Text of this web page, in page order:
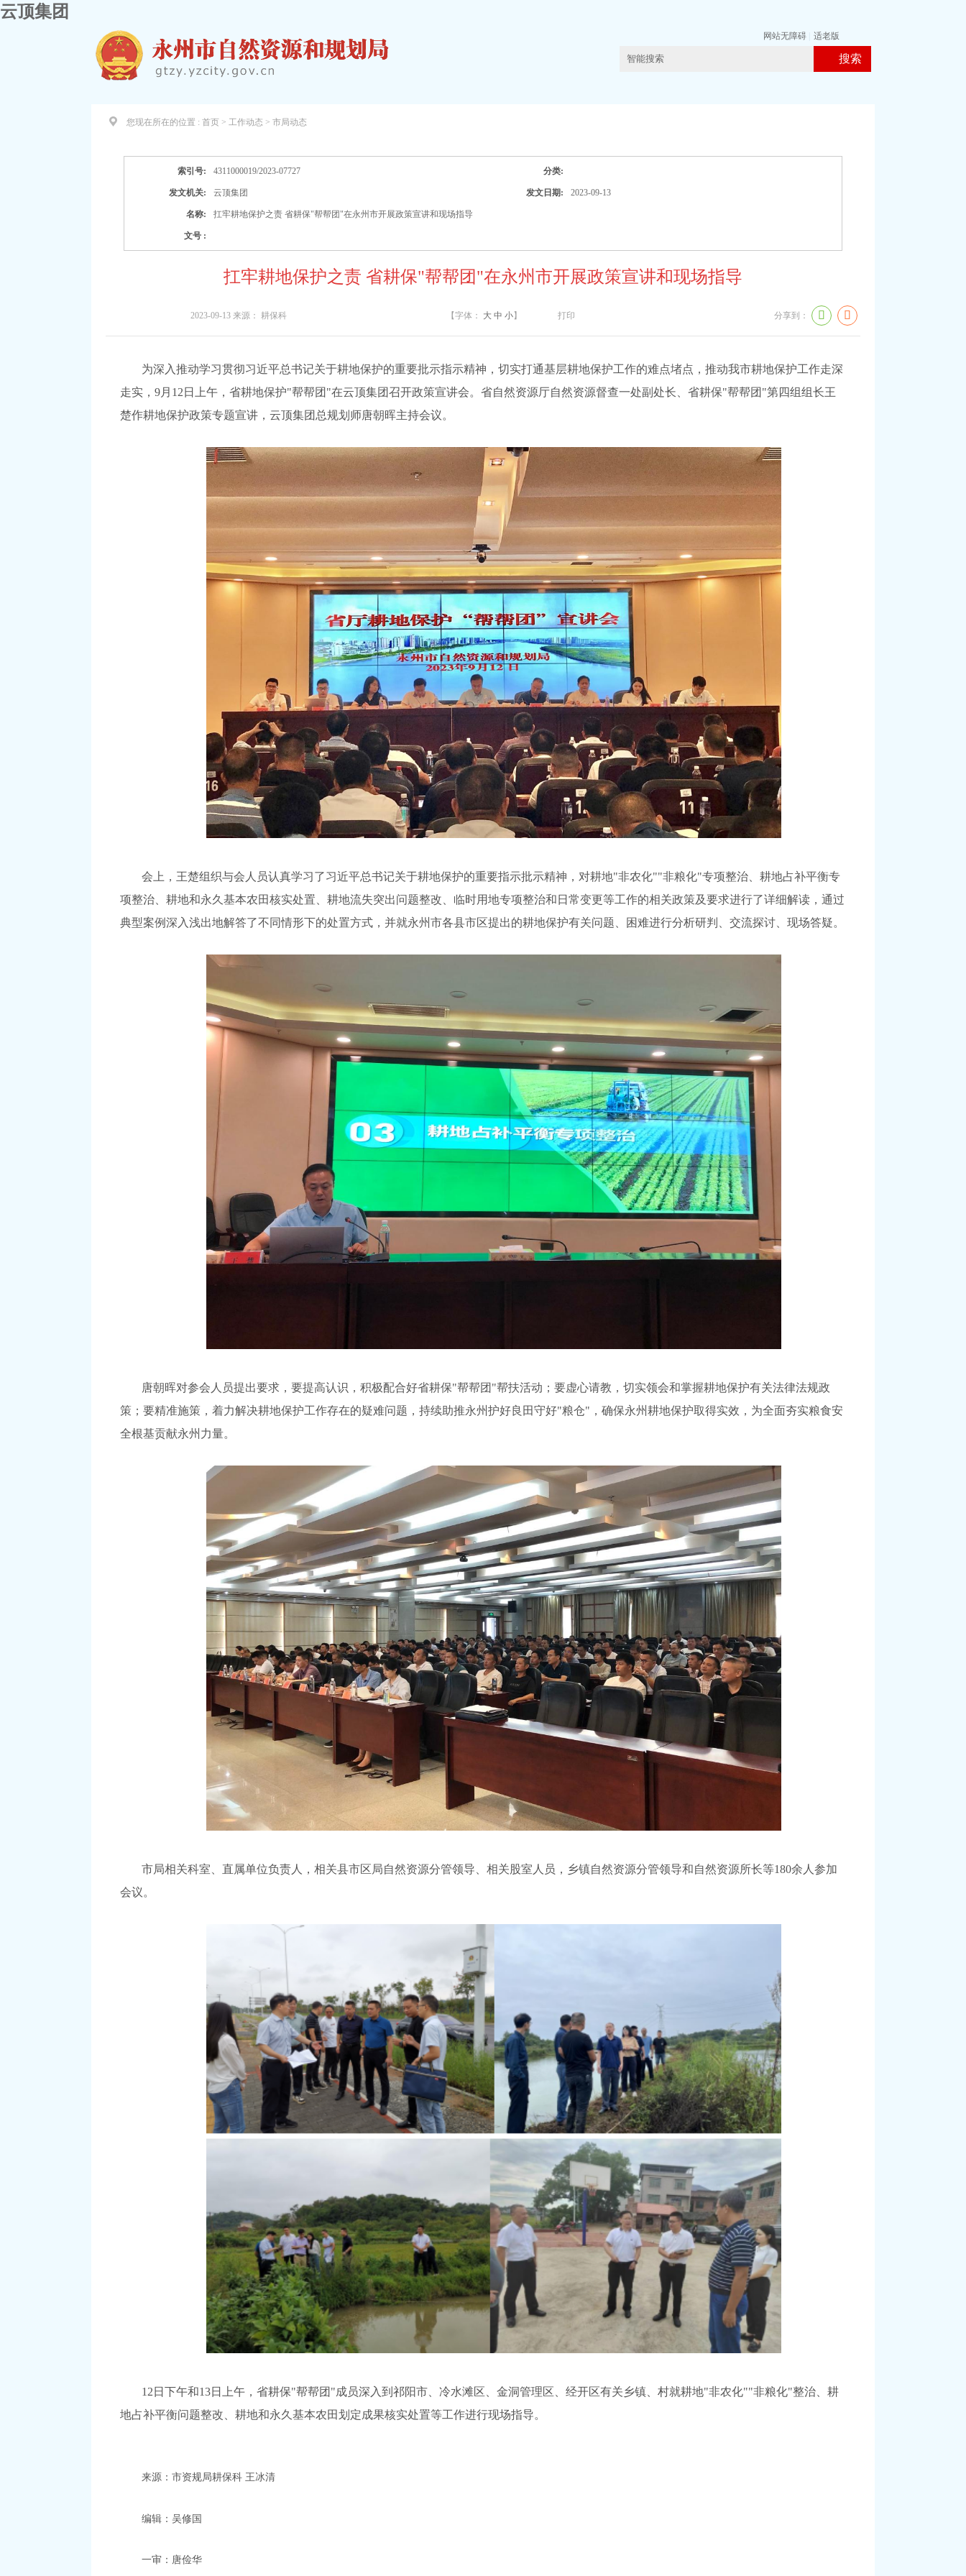
云顶集团
搜索
网站无障碍 适老版
您现在所在的位置 : 首页 > 工作动态 > 市局动态
索引号: 4311000019/2023-07727 分类:
发文机关: 云顶集团 发文日期: 2023-09-13
名称: 扛牢耕地保护之责 省耕保"帮帮团"在永州市开展政策宣讲和现场指导
文号 :
扛牢耕地保护之责 省耕保"帮帮团"在永州市开展政策宣讲和现场指导
2023-09-13 来源： 耕保科 【字体： 大 中 小】 打印 分享到：
为深入推动学习贯彻习近平总书记关于耕地保护的重要批示指示精神，切实打通基层耕地保护工作的难点堵点，推动我市耕地保护工作走深
走实， 9月12日上午，省耕地保护"帮帮团"在云顶集团召开政策宣讲会。省自然资源厅自然资源督查一处副处长、省耕保"帮帮团"第四组组长王
楚作耕地保护政策专题宣讲，云顶集团总规划师唐朝晖主持会议。
会上，王楚组织与会人员认真学习了习近平总书记关于耕地保护的重要指示批示精神，对耕地"非农化""非粮化"专项整治、耕地占补平衡专
项整治、耕地和永久基本农田核实处置、耕地流失突出问题整改、临时用地专项整治和日常变更等工作的相关政策及要求进行了详细解读，通过
典型案例深入浅出地解答了不同情形下的处置方式，并就永州市各县市区提出的耕地保护有关问题、困难进行分析研判、交流探讨、现场答疑。
唐朝晖对参会人员提出要求，要提高认识，积极配合好省耕保"帮帮团"帮扶活动；要虚心请教，切实领会和掌握耕地保护有关法律法规政
策；要精准施策，着力解决耕地保护工作存在的疑难问题，持续助推永州护好良田守好"粮仓"，确保永州耕地保护取得实效，为全面夯实粮食安
全根基贡献永州力量。
市局相关科室、直属单位负责人，相关县市区局自然资源分管领导、相关股室人员，乡镇自然资源分管领导和自然资源所长等180余人参加
会议。
12日下午和13日上午，省耕保"帮帮团"成员深入到祁阳市、冷水滩区、金洞管理区、经开区有关乡镇、村就耕地"非农化""非粮化"整治、耕
地占补平衡问题整改、耕地和永久基本农田划定成果核实处置等工作进行现场指导。
来源：市资规局耕保科 王冰清
编辑：吴修国
一审：唐俭华